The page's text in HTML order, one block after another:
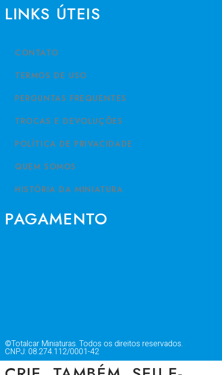
LINKS ÚTEIS
CONTATO
TERMOS DE USO
PERGUNTAS FREQUENTES
TROCAS E DEVOLUÇÕES
POLÍTICA DE PRIVACIDADE
QUEM SOMOS
HISTÓRIA DA MINIATURA
PAGAMENTO
©Totalcar Miniaturas. Todos os direitos reservados.
CNPJ: 08.274.112/0001-42